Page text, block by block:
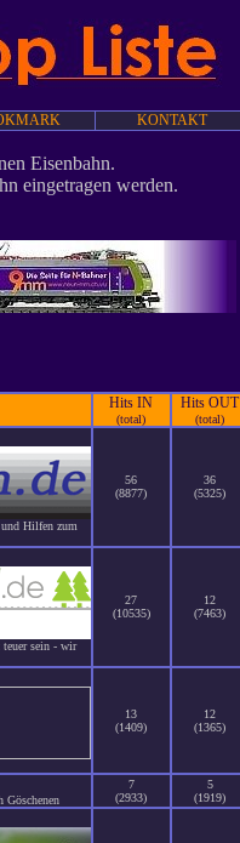
KONTAKT
Eisenbahn.
eingetragen werden.
Hits IN
(total)
Hits OUT
(total)
Hilfen zum
56
(8877)
36
(5325)
teuer sein - wir
27
(10535)
12
(7463)
13
(1409)
12
(1365)
Göschenen
7
(2933)
5
(1919)